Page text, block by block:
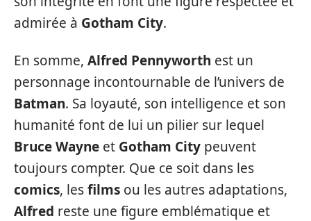
admirée à Gotham City.
En somme, Alfred Pennyworth est un
personnage incontournable de l’univers de
Batman. Sa loyauté, son intelligence et son
humanité font de lui un pilier sur lequel
Bruce Wayne et Gotham City peuvent
toujours compter. Que ce soit dans les
comics, lesfilms ou les autres adaptations,
Alfred reste une figure emblématique et